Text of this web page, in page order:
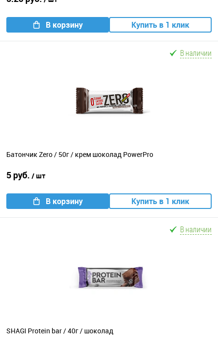
В корзину Купить в 1 клик
В наличии
Батончик Zero / 50г / крем шоколад PowerPro
5 руб. / шт
В корзину Купить в 1 клик
В наличии
SHAGI Protein bar / 40г / шоколад